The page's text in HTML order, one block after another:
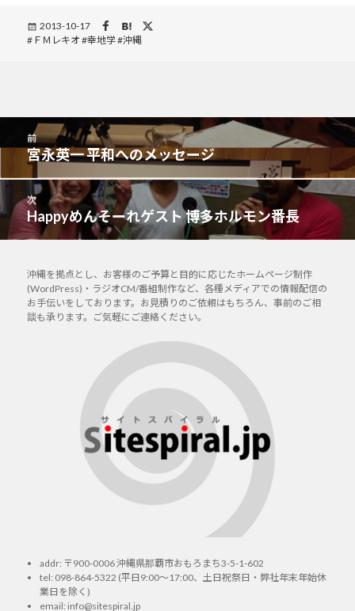
Posted
on
2013-10-17
TagsＦＭレキオ 幸地学 沖縄
稿
ビ
ー
シ
前
前
の
投
稿:
宮永英一 平和へのメッセージ
次
次
の
稿:
Happyめんそーれゲスト 博多ホルモン番長
沖縄を拠点とし、お客様のご予算と目的に応じたホームページ制作
(WordPress)・ラジオCM/番組制作など、各種メディアでの情報配信の
お手伝いをしております。お見積りのご依頼はもちろん、事前のご相
談も承ります。ご気軽にご連絡ください。
addr: 〒900-0006 沖縄県那覇市おもろまち3-5-1-602
tel: 098-864-5322 (平日9:00～17:00、土日祝祭日・弊社年末年始休
業日を除く)
email: info@sitespiral.jp